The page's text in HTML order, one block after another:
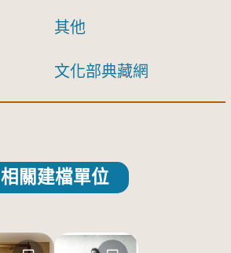
其他
文化部典藏網
相關建檔單位